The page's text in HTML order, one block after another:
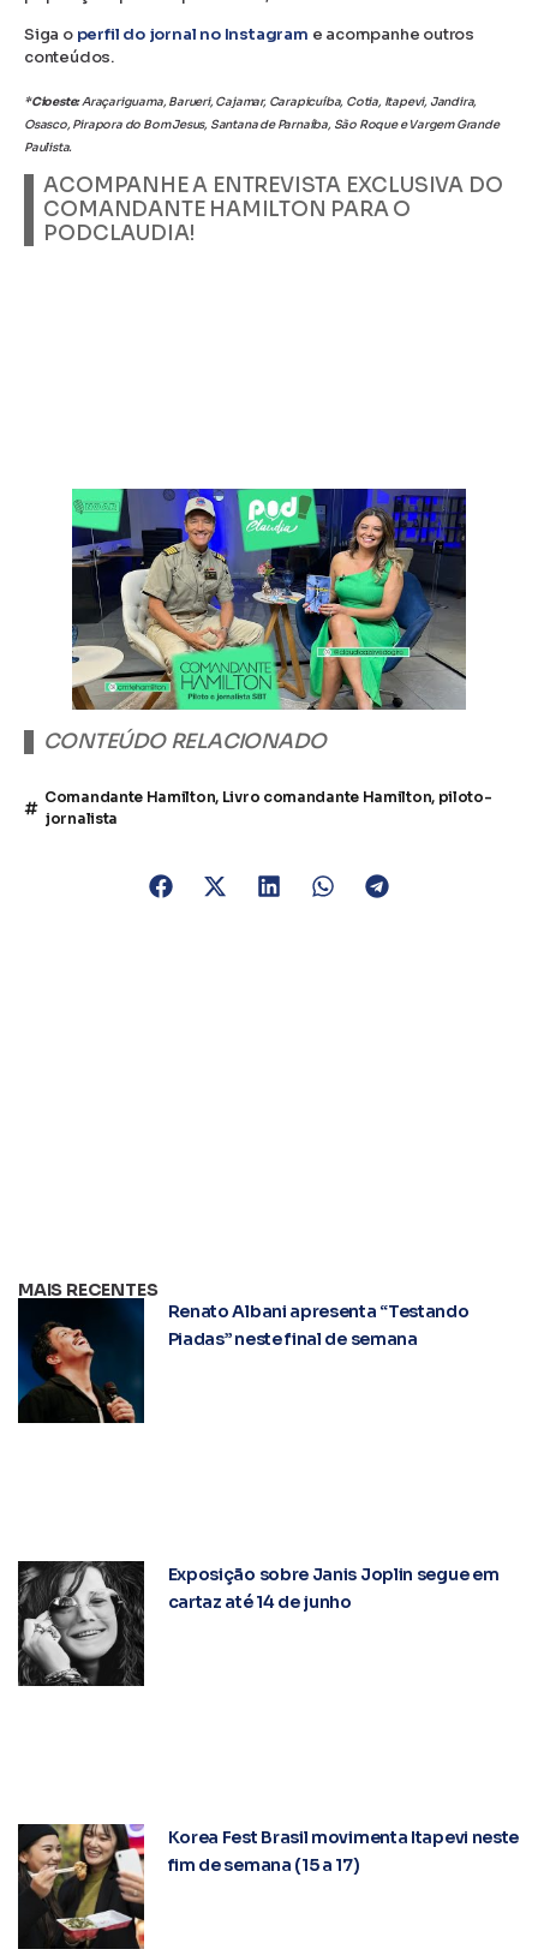
Siga o perfil do jornal no Instagram e acompanhe outros
conteúdos.
*Cioeste:Araçariguama, Barueri, Cajamar, Carapicuíba, Cotia, Itapevi, Jandira,
Osasco, Pirapora do Bom Jesus, Santana de Parnaíba, São Roque e Vargem Grande
Paulista.
ACOMPANHE A ENTREVISTA EXCLUSIVA DO
COMANDANTE HAMILTON PARA O
PODCLAUDIA!
CONTEÚDO RELACIONADO
Comandante Hamilton, Livro comandante Hamilton, piloto-
jornalista
MAIS RECENTES
Renato Albani apresenta “Testando
Piadas” neste final de semana
Exposição sobre Janis Joplin segue em
cartaz até 14 de junho
Korea Fest Brasil movimenta Itapevi neste
fim de semana (15 a 17)